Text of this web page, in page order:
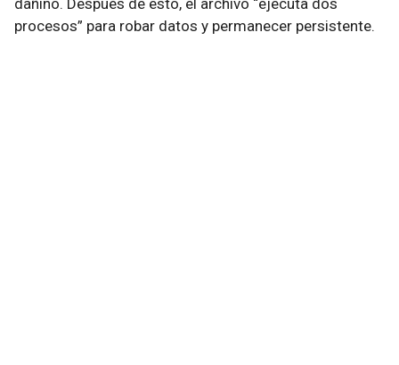
dañino. Después de esto, el archivo “ejecuta dos
procesos” para robar datos y permanecer persistente.